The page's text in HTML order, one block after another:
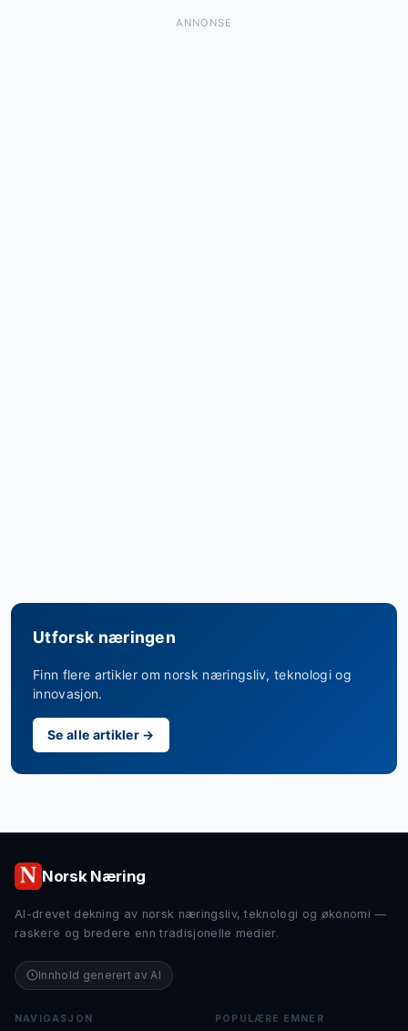
ANNONSE
Utforsk næringen
Finn flere artikler om norsk næringsliv, teknologi og
innovasjon.
Se alle artikler →
Norsk Næring
AI-drevet dekning av norsk næringsliv, teknologi og økonomi —
raskere og bredere enn tradisjonelle medier.
Innhold generert av AI
NAVIGASJON POPULÆRE EMNER